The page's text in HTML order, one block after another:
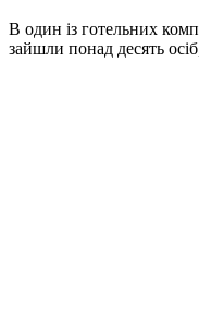
В один із готельних
зайшли понад десять